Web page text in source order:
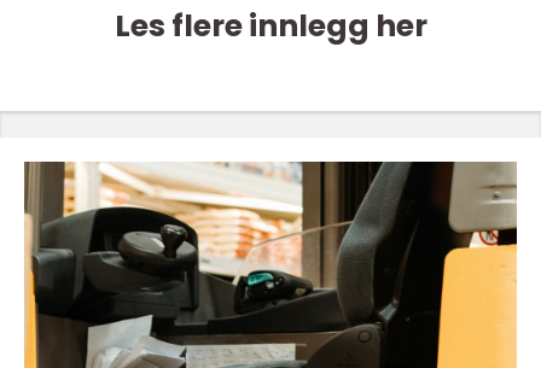
Les flere innlegg her